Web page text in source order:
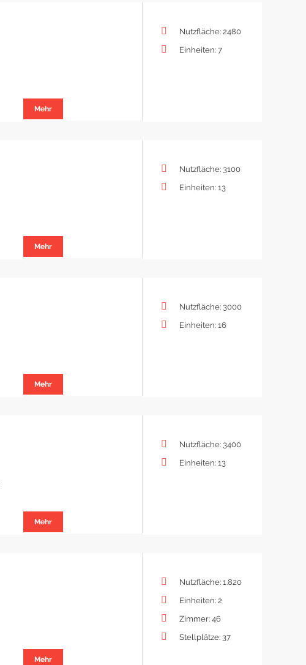
Mehr
Nutzfläche: 2480
Einheiten: 7
Mehr
Nutzfläche: 3100
Einheiten: 13
Mehr
Nutzfläche: 3000
Einheiten: 16
Mehr
Nutzfläche: 3400
Einheiten: 13
Mehr
Nutzfläche: 1.820
Einheiten: 2
Zimmer: 46
Stellplätze: 37